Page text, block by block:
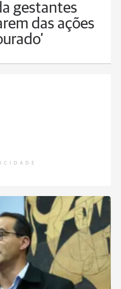
gestantes
das ações